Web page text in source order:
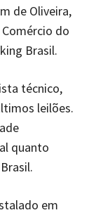
de Oliveira,
do
Brasil.
técnico,
leilões.
quanto
em